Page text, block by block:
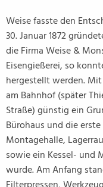
Weise fasste den
30. Januar 1872
die Firma Weise &
Eisengießerei, so
hergestellt werden.
am Bahnhof (später
Straße) günstig ein
Bürohaus und die
Montagehalle,
sowie ein Kessel- und
wurde. Am Anfang